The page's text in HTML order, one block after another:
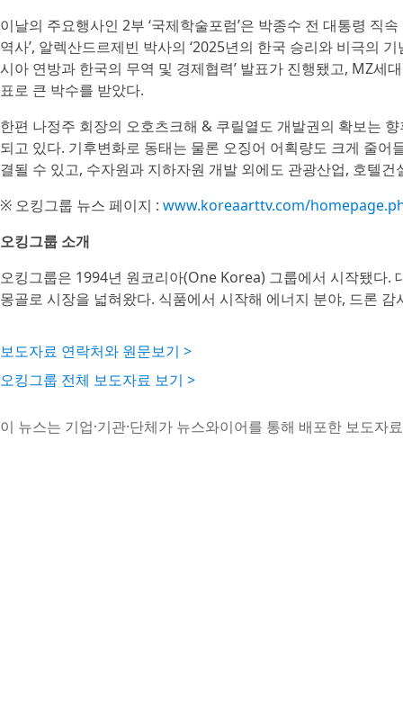
이날의 주요행사인 2부 ‘국제학술포럼’은 박종수 전 대통령 직
역사’, 알렉산드르제빈 박사의 ‘2025년의 한국 승리와 비극의
시아 연방과 한국의 무역 및 경제협력’ 발표가 진행됐고, MZ세
표로 큰 박수를 받았다.
한편 나정주 회장의 오호츠크해 & 쿠릴열도 개발권의 확보는
되고 있다. 기후변화로 동태는 물론 오징어 어획량도 크게 줄
결될 수 있고, 수자원과 지하자원 개발 외에도 관광산업, 호텔
※ 오킹그룹 뉴스 페이지 : www.koreaarttv.com/
오킹그룹 소개
오킹그룹은 1994년 원코리아(One Korea) 그룹에서 시작됐다.
몽골로 시장을 넓혀왔다. 식품에서 시작해 에너지 분야, 드론
보도자료 연락처와 원문보기 >
오킹그룹 전체 보도자료 보기 >
이 뉴스는 기업·기관·단체가 뉴스와이어를 통해 배포한 보도자